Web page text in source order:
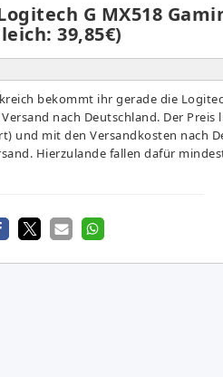
G MX518
39,85€)
bekommt ihr gerade die
nach Deutschland. Der Preis
und mit den Versandkosten nach
Hierzulande fallen dafür